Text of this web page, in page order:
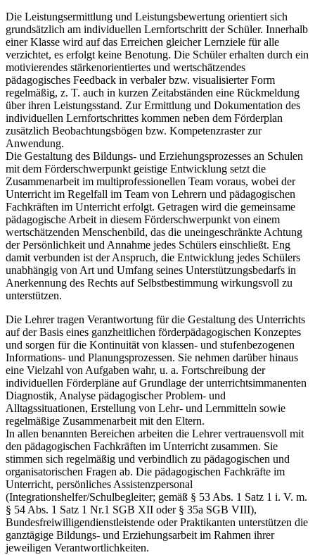
Die Leistungsermittlung und Leistungsbewertung orientiert sich
grundsätzlich am individuellen Lernfortschritt der Schüler. Innerhalb
einer Klasse wird auf das Erreichen gleicher Lernziele für alle
verzichtet, es erfolgt keine Benotung. Die Schüler erhalten durch ein
motivierendes stärkenorientiertes und wertschätzendes
pädagogisches Feedback in verbaler bzw. visualisierter Form
regelmäßig, z. T. auch in kurzen Zeitabständen eine Rückmeldung
über ihren Leistungsstand. Zur Ermittlung und Dokumentation des
individuellen Lernfortschrittes kommen neben dem Förderplan
zusätzlich Beobachtungsbögen bzw. Kompetenzraster zur
Anwendung.
Die Gestaltung des Bildungs- und Erziehungsprozesses an Schulen
mit dem Förderschwerpunkt geistige Entwicklung setzt die
Zusammenarbeit im multiprofessionellen Team voraus, wobei der
Unterricht im Regelfall im Team von Lehrern und pädagogischen
Fachkräften im Unterricht erfolgt. Getragen wird die gemeinsame
pädagogische Arbeit in diesem Förderschwerpunkt von einem
wertschätzenden Menschenbild, das die uneingeschränkte Achtung
der Persönlichkeit und Annahme jedes Schülers einschließt. Eng
damit verbunden ist der Anspruch, die Entwicklung jedes Schülers
unabhängig von Art und Umfang seines Unterstützungsbedarfs in
Anerkennung des Rechts auf Selbstbestimmung wirkungsvoll zu
unterstützen.
Die Lehrer tragen Verantwortung für die Gestaltung des Unterrichts
auf der Basis eines ganzheitlichen förderpädagogischen Konzeptes
und sorgen für die Kontinuität von klassen- und stufenbezogenen
Informations- und Planungsprozessen. Sie nehmen darüber hinaus
eine Vielzahl von Aufgaben wahr, u. a. Fortschreibung der
individuellen Förderpläne auf Grundlage der unterrichtsimmanenten
Diagnostik, Analyse pädagogischer Problem- und
Alltagssituationen, Erstellung von Lehr- und Lernmitteln sowie
regelmäßige Zusammenarbeit mit den Eltern.
In allen benannten Bereichen arbeiten die Lehrer vertrauensvoll mit
den pädagogischen Fachkräften im Unterricht zusammen. Sie
stimmen sich regelmäßig und verbindlich zu pädagogischen und
organisatorischen Fragen ab. Die pädagogischen Fachkräfte im
Unterricht, persönliches Assistenzpersonal
(Integrationshelfer/Schulbegleiter; gemäß § 53 Abs. 1 Satz 1 i. V. m.
§ 54 Abs. 1 Satz 1 Nr.1 SGB XII oder § 35a SGB VIII),
Bundesfreiwilligendienstleistende oder Praktikanten unterstützen die
ganztägige Bildungs- und Erziehungsarbeit im Rahmen ihrer
jeweiligen Verantwortlichkeiten.